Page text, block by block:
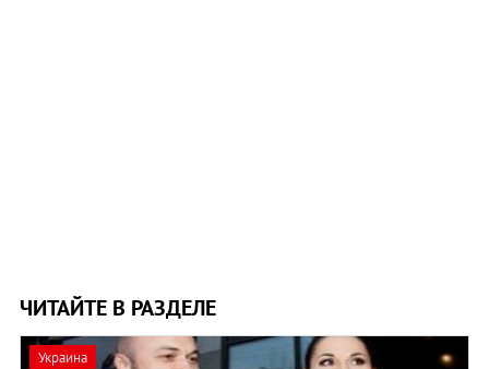
ЧИТАЙТЕ В РАЗДЕЛЕ
Украина